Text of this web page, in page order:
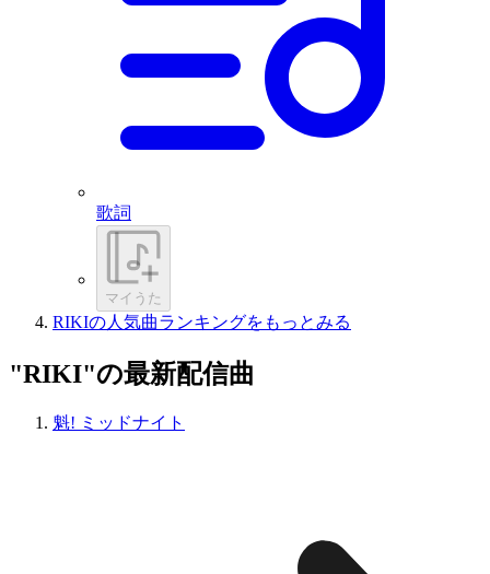
歌詞
マイうた
RIKIの人気曲ランキングをもっとみる
"RIKI"の最新配信曲
魁! ミッドナイト